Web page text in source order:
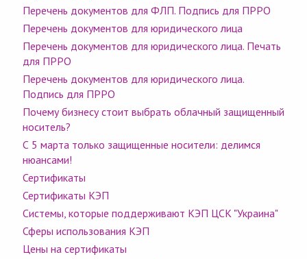
Перечень документов для ФЛП. Подпись для ПРРО
Перечень документов для юридического лица
Перечень документов для юридического лица. Печать
для ПРРО
Перечень документов для юридического лица.
Подпись для ПРРО
Почему бизнесу стоит выбрать облачный защищенный
носитель?
С 5 марта только защищенные носители: делимся
нюансами!
Сертификаты
Сертификаты КЭП
Системы, которые поддерживают КЭП ЦСК "Украина"
Сферы использования КЭП
Цены на сертификаты